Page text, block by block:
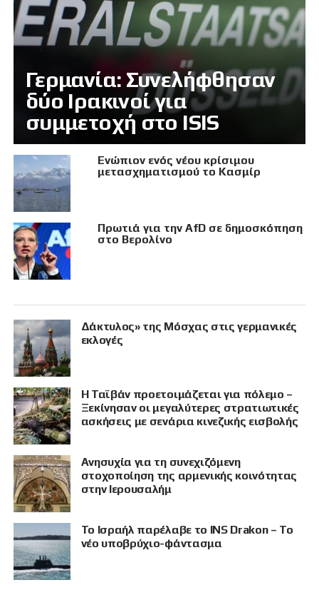
Γερμανία: Συνελήφθησαν
δύο Ιρακινοί για
συμμετοχή στο ISIS
Eνώπιον ενός νέου κρίσιμου
μετασχηματισμού το Κασμίρ
Πρωτιά για την AfD σε δημοσκόπηση
στο Βερολίνο
Δάκτυλος» της Μόσχας στις γερμανικές
εκλογές
Η Ταϊβάν προετοιμάζεται για πόλεμο –
Ξεκίνησαν οι μεγαλύτερες στρατιωτικές
ασκήσεις με σενάρια κινεζικής εισβολής
Ανησυχία για τη συνεχιζόμενη
στοχοποίηση της αρμενικής κοινότητας
στην Ιερουσαλήμ
Το Ισραήλ παρέλαβε το INS Drakon – Το
νέο υποβρύχιο-φάντασμα